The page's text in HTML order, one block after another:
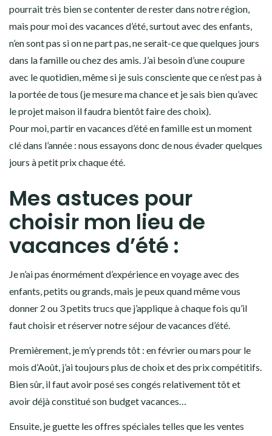
pourrait très bien se contenter de rester dans notre région,
mais pour moi des vacances d’été, surtout avec des enfants,
n’en sont pas si on ne part pas, ne serait-ce que quelques jours
dans la famille ou chez des amis. J’ai besoin d’une coupure
avec le quotidien, même si je suis consciente que ce n’est pas à
la portée de tous (je mesure ma chance et je sais bien qu’avec
le projet maison il faudra bientôt faire des choix).
Pour moi, partir en vacances d’été en famille est un moment
clé dans l’année : nous essayons donc de nous évader quelques
jours à petit prix chaque été.
Mes astuces pour
choisir mon lieu de
vacances d’été :
Je n’ai pas énormément d’expérience en voyage avec des
enfants, petits ou grands, mais je peux quand même vous
donner 2 ou 3 petits trucs que j’applique à chaque fois qu’il
faut choisir et réserver notre séjour de vacances d’été.
Premièrement, je m’y prends tôt : en février ou mars pour le
mois d’Août, j’ai toujours plus de choix et des prix compétitifs.
Bien sûr, il faut avoir posé ses congés relativement tôt et
avoir déjà constitué son budget vacances…
Ensuite, je guette les offres spéciales telles que les ventes